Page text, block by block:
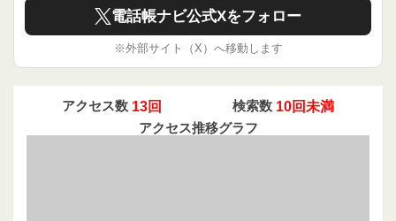
電話帳ナビ公式Xをフォロー
※外部サイト（X）へ移動します
アクセス数 13回 検索数 10回未満
アクセス推移グラフ